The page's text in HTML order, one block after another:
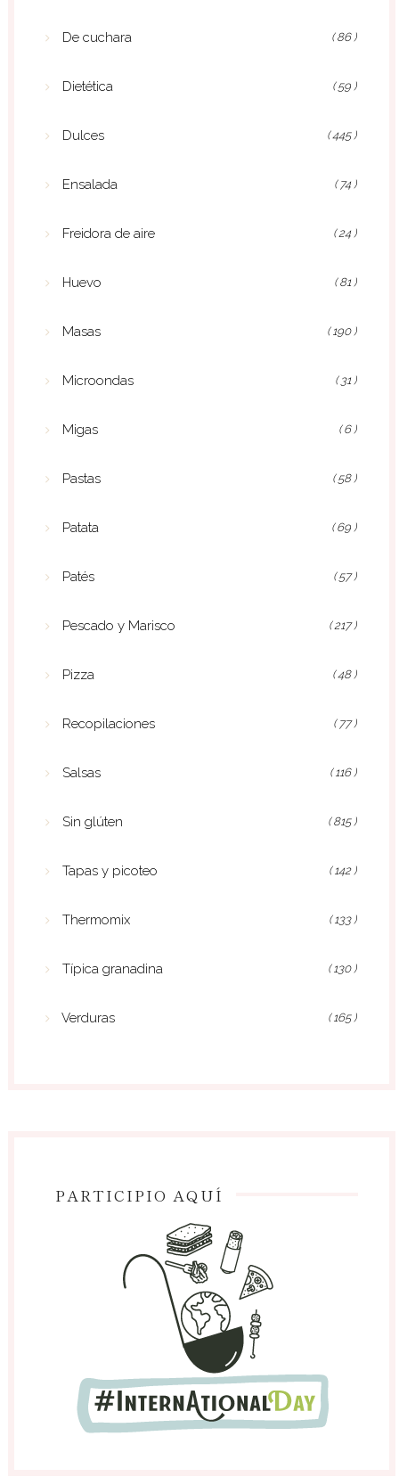
De cuchara ( 86 )
Dietética ( 59 )
Dulces ( 445 )
Ensalada ( 74 )
Freidora de aire ( 24 )
Huevo ( 81 )
Masas ( 190 )
Microondas ( 31 )
Migas ( 6 )
Pastas ( 58 )
Patata ( 69 )
Patés ( 57 )
Pescado y Marisco ( 217 )
Pizza ( 48 )
Recopilaciones ( 77 )
Salsas ( 116 )
Sin glúten ( 815 )
Tapas y picoteo ( 142 )
Thermomix ( 133 )
Típica granadina ( 130 )
Verduras ( 165 )
PARTICIPIO AQUÍ